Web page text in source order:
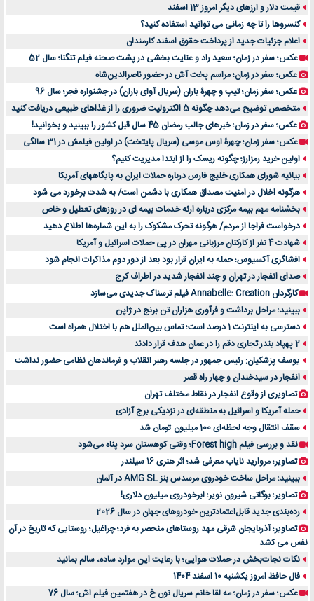
قیمت دلار و ارزهای دیگر امروز 13 اسفند
کنسروها را تا چه زمانی می توانید استفاده کنید؟
اعلام جزئیات جدید از پرداخت حقوق اسفند کارمندان
عکس؛ سفر در زمان؛ سعید راد و عنایت بخشی در پشت صحنه فیلم تنگنا؛ سال 52
عکس؛ سفر در زمان؛ مراسم پخت آش در حضور ناصرالدین‌شاه
عکس؛ سفر زمان؛ تیپ و چهرۀ باران (سریال آوای باران) در جشنواره فجر؛ سال 96
متخصص توضیح می‌دهد چگونه 5 الکترولیت ضروری را از غذاهای طبیعی دریافت کنید
عکس؛ سفر در زمان؛ خبرهای جالب رمضان 45 سال قبل کشور را ببینید و بخوانید!
عکس؛ سفر زمان؛ چهرۀ اوس موسی (سریال پایتخت) در اولین فیلمش در 31 سالگی
اولین خرید رمزارز؛ چگونه ریسک را از ابتدا مدیریت کنیم؟
بیانیه شورای همکاری خلیج فارس درباره حملات ایران به پایگاههای آمریکا
هرگونه اخلال در امنیت مصداق همکاری با دشمن است/ به شدت برخورد می شود
بخشنامه مهم بیمه مرکزی درباره ارئه خدمات بیمه ای در روزهای تعطیل و خاص
درخواست فراجا از مردم/ هرگونه تحرک مشکوک را به این شماره‌ها اطلاع دهید
شهادت 4 نفر از کارکنان مرزبانی مهران در پی حملات اسرائیل و آمریکا
افشاگری آکسیوس؛ حمله به ایران قرار بود بعد از دور دوم مذاکرات انجام شود
صدای انفجار در تهران و چند انفجار شدید در اطراف کرج
کارگردان Annabelle: Creation فیلم ترسناک جدیدی می‌سازد
ببینید؛ مراحل برداشت و فرآوری هزاران تن برنج در ژاپن
دسترسی به اینترنت 1 درصد است؛ تماس بین‌الملل هم با اختلال همراه است
2 پهپاد بندر تجاری دقم را در عمان هدف قرار دادند
یوسف پزشکیان: رئیس جمهور در جلسه رهبر انقلاب و فرماندهان نظامی حضور نداشت
انفجار در سیدخندان و چهار راه قصر
تصاویری از وقوع انفجار در نقاط مختلف تهران
حمله آمریکا و اسرائیل به منطقه‌ای در نزدیکی برج آزادی
سقف انتقال وجه لحظه‌ای 100 میلیون تومان شد
نقد و بررسی فیلم Forest high؛ وقتی کوهستان سرد پناه می‌شود
تصاویر؛ مروارید نایاب معرفی شد؛ اثر هنری 16 سیلندر
ببینید؛ مراحل ساخت خودروی مرسدس بنز AMG SL در آلمان
تصاویر؛ بوگاتی شیرون نویر؛ ابرخودروی میلیون دلاری!
رده‌بندی جدید قابل‌اعتمادترین خودروهای جهان در سال 2026
تصاویر؛ آذربایجان شرقی مهد روستاهای منحصر به فرد؛ چراغیل؛ روستایی که تاریخ در آن
نفس می کشد
نکات نجات‌بخش در حملات هوایی؛ با رعایت این موارد ساده، سالم بمانید
فال حافظ امروز یکشنبه 10 اسفند 1404
عکس؛ سفر در زمان؛ مه لقا خانم سریال نون خ در هفتمین فیلم اش؛ سال 76